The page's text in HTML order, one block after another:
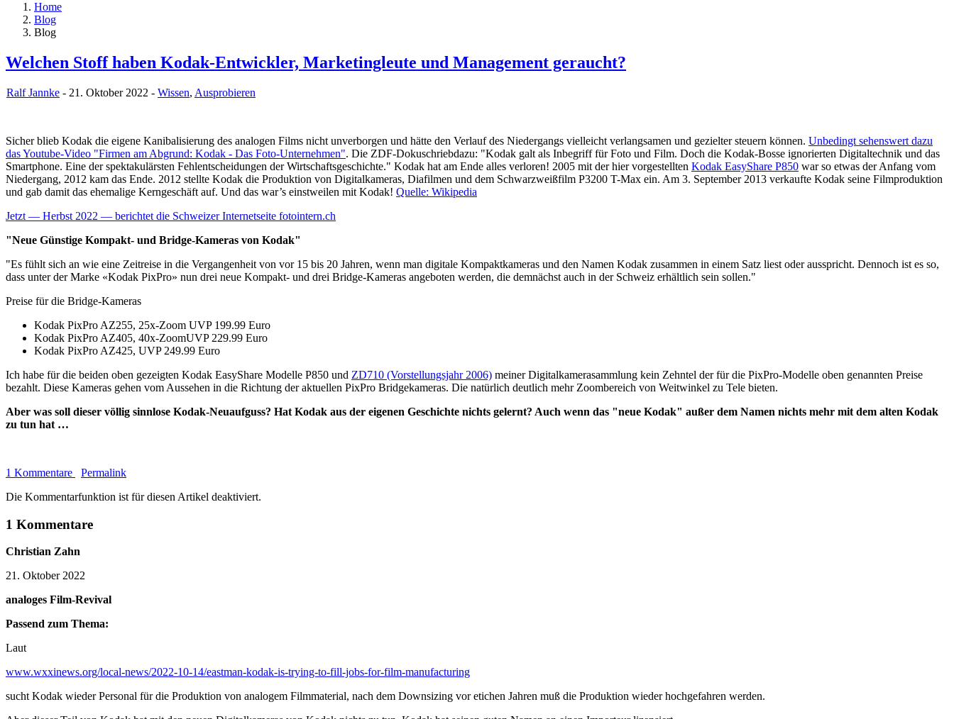
Home
Blog
Blog
Welchen Stoff haben Kodak-Entwickler, Marketingleute und Management geraucht?
Ralf Jannke - 21. Oktober 2022 - Wissen, Ausprobieren
Sicher blieb Kodak die eigene Kanibalisierung des analogen Films nicht unverborgen und hätte den Verlauf des Niedergangs vielleicht verlangsamen und gezielter steuern können. Unbedingt sehenswert dazu
das Youtube-Video "Firmen am Abgrund: Kodak - Das Foto-Unternehmen". Die ZDF-Dokuschriebdazu: "Kodak galt als Inbegriff für Foto und Film. Doch die Kodak-Bosse ignorierten Digitaltechnik und das
Smartphone. Eine der spektakulärsten Fehlentscheidungen der Wirtschaftsgeschichte." Kodak hat am Ende alles verloren! 2005 mit der hier vorgestellten Kodak EasyShare P850 war so etwas der Anfang vom
Niedergang, 2012 kam das Ende. 2012 stellte Kodak die Produktion von Digitalkameras, Diafilmen und dem Schwarzweißfilm P3200 T-Max ein. Am 3. September 2013 verkaufte Kodak seine Filmproduktion
und gab damit das ehemalige Kerngeschäft auf. Und das war’s einstweilen mit Kodak! Quelle: Wikipedia
Jetzt — Herbst 2022 — berichtet die Schweizer Internetseite fotointern.ch
"Neue Günstige Kompakt- und Bridge-Kameras von Kodak"
"Es fühlt sich an wie eine Zeitreise in die Vergangenheit von vor 15 bis 20 Jahren, wenn man digitale Kompaktkameras und den Namen Kodak zusammen in einem Satz liest oder ausspricht. Dennoch ist es so,
dass unter der Marke «Kodak PixPro» nun drei neue Kompakt- und drei Bridge-Kameras angeboten werden, die demnächst auch in der Schweiz erhältlich sein sollen."
Preise für die Bridge-Kameras
Kodak PixPro AZ255, 25x-Zoom UVP 199.99 Euro
Kodak PixPro AZ405, 40x-ZoomUVP 229.99 Euro
Kodak PixPro AZ425, UVP 249.99 Euro
Ich habe für die beiden oben gezeigten Kodak EasyShare Modelle P850 und ZD710 (Vorstellungsjahr 2006) meiner Digitalkamerasammlung kein Zehntel der für die PixPro-Modelle oben genannten Preise
bezahlt. Diese Kameras gehen vom Aussehen in die Richtung der aktuellen PixPro Bridgekameras. Die natürlich deutlich mehr Zoombereich von Weitwinkel zu Tele bieten.
Aber was soll dieser völlig sinnlose Kodak-Neuaufguss? Hat Kodak aus der eigenen Geschichte nichts gelernt? Auch wenn das "neue Kodak" außer dem Namen nichts mehr mit dem alten Kodak
zu tun hat …
1 Kommentare
Permalink
Die Kommentarfunktion ist für diesen Artikel deaktiviert.
1 Kommentare
Christian Zahn
21. Oktober 2022
analoges Film-Revival
Passend zum Thema:
Laut
www.wxxinews.org/local-news/2022-10-14/eastman-kodak-is-trying-to-fill-jobs-for-film-manufacturing
sucht Kodak wieder Personal für die Produktion von analogem Filmmaterial, nach dem Downsizing vor etichen Jahren muß die Produktion wieder hochgefahren werden.